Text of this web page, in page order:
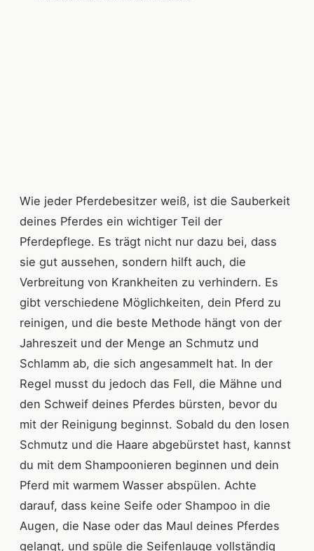
Wie jeder Pferdebesitzer weiß, ist die Sauberkeit
deines Pferdes ein wichtiger Teil der
Pferdepflege. Es trägt nicht nur dazu bei, dass
sie gut aussehen, sondern hilft auch, die
Verbreitung von Krankheiten zu verhindern. Es
gibt verschiedene Möglichkeiten, dein Pferd zu
reinigen, und die beste Methode hängt von der
Jahreszeit und der Menge an Schmutz und
Schlamm ab, die sich angesammelt hat. In der
Regel musst du jedoch das Fell, die Mähne und
den Schweif deines Pferdes bürsten, bevor du
mit der Reinigung beginnst. Sobald du den losen
Schmutz und die Haare abgebürstet hast, kannst
du mit dem Shampoonieren beginnen und dein
Pferd mit warmem Wasser abspülen. Achte
darauf, dass keine Seife oder Shampoo in die
Augen, die Nase oder das Maul deines Pferdes
gelangt, und spüle die Seifenlauge vollständig